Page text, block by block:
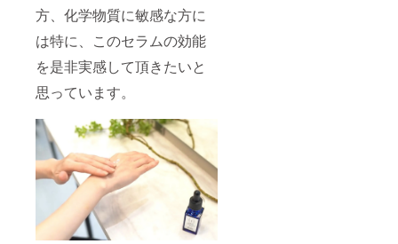
方、化学物質に敏感な方に
は特に、このセラムの効能
を是非実感して頂きたいと
思っています。